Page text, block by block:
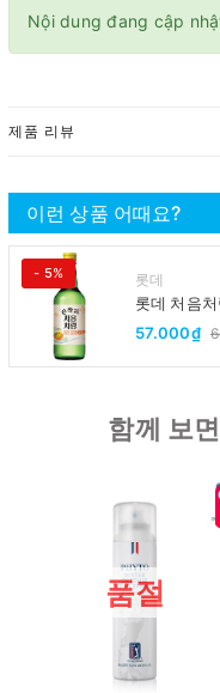
Nội dung đang cập
제품 리뷰
이런 상품 어때요?
- 5% 롯데
롯데 처음
57.000₫
함께 보
품절